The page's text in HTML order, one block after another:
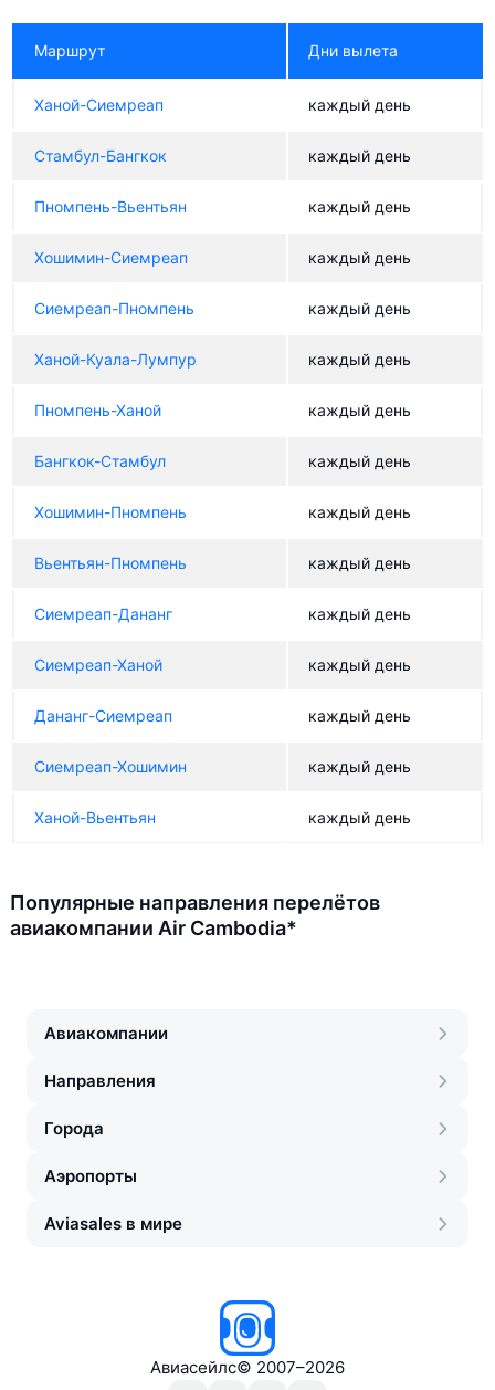
Маршрут Дни вылета
Ханой-Сиемреап каждый день
Стамбул-Бангкок каждый день
Пномпень-Вьентьян каждый день
Хошимин-Сиемреап каждый день
Сиемреап-Пномпень каждый день
Ханой-Куала-Лумпур каждый день
Пномпень-Ханой каждый день
Бангкок-Стамбул каждый день
Хошимин-Пномпень каждый день
Вьентьян-Пномпень каждый день
Сиемреап-Дананг каждый день
Сиемреап-Ханой каждый день
Дананг-Сиемреап каждый день
Сиемреап-Хошимин каждый день
Ханой-Вьентьян каждый день
Популярные направления перелётов
авиакомпании Air Cambodia*
Авиакомпании
Направления
Города
Аэропорты
Aviasales в мире
Авиасейлс© 2007–2026